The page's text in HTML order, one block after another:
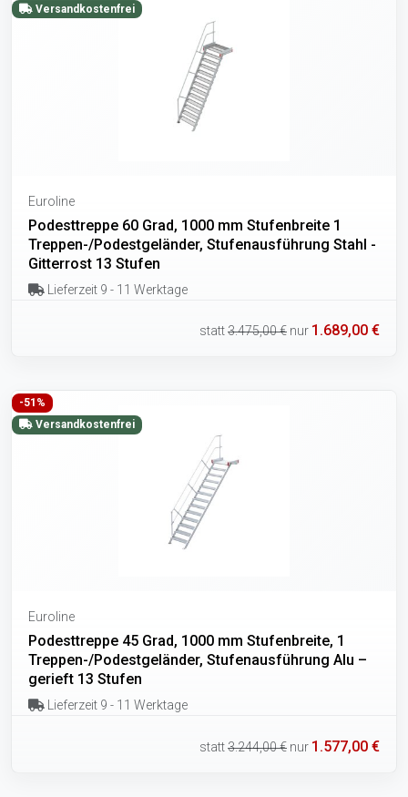
Versandkostenfrei
Euroline
Podesttreppe 60 Grad, 1000 mm Stufenbreite 1
Treppen-/Podestgeländer, Stufenausführung Stahl -
Gitterrost 13 Stufen
Lieferzeit 9 - 11 Werktage
statt3.475,00 € nur 1.689,00 €
-51%
Versandkostenfrei
Euroline
Podesttreppe 45 Grad, 1000 mm Stufenbreite, 1
Treppen-/Podestgeländer, Stufenausführung Alu –
gerieft 13 Stufen
Lieferzeit 9 - 11 Werktage
statt3.244,00 € nur 1.577,00 €